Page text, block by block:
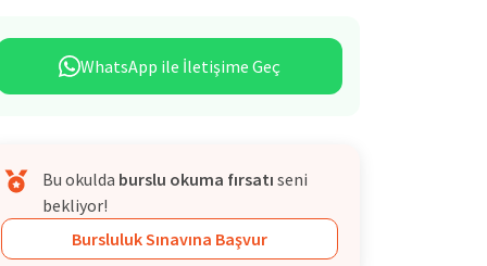
WhatsApp ile İletişime Geç
Bu okulda burslu okuma fırsatı seni
bekliyor!
Bursluluk Sınavına Başvur